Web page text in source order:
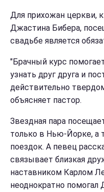
Для прихожан церкви,
Джастина Бибера,
свадьбе является
"Брачный курс
узнать друг друга и
действительно
объясняет пастор.
Звездная пара
только в Нью-Йорке, а
поездок. А певец
связывает близкая
наставником Карлом
неоднократно